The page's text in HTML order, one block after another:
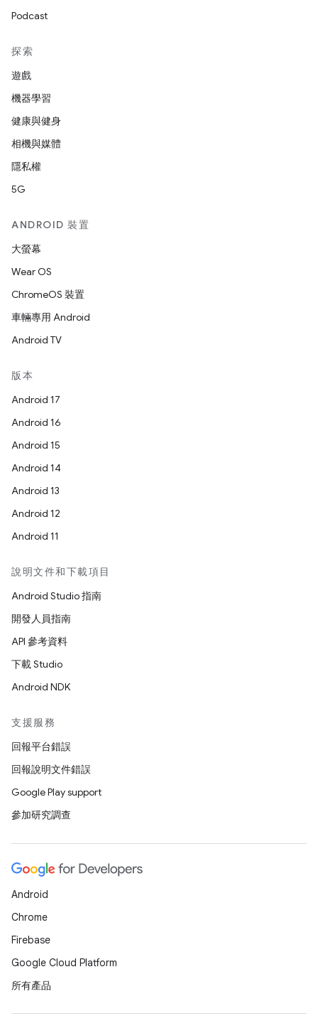
Podcast
探索
遊戲
機器學習
健康與健身
相機與媒體
隱私權
5G
ANDROID 裝置
大螢幕
Wear OS
ChromeOS 裝置
車輛專用 Android
Android TV
版本
Android 17
Android 16
Android 15
Android 14
Android 13
Android 12
Android 11
說明文件和下載項目
Android Studio 指南
開發人員指南
API 參考資料
下載 Studio
Android NDK
支援服務
回報平台錯誤
回報說明文件錯誤
Google Play support
參加研究調查
Android
Chrome
Firebase
Google Cloud Platform
所有產品